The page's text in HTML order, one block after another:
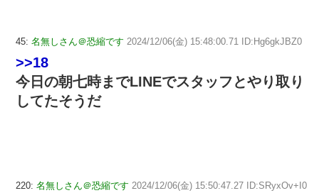
45: 名無しさん＠恐縮です 2024/12/06(金) 15:48:00.71 ID:Hg6gkJBZ0
>>18
今日の朝七時までLINEでスタッフとやり取り
してたそうだ
220: 名無しさん＠恐縮です 2024/12/06(金) 15:50:47.27 ID:SRyxOv+I0